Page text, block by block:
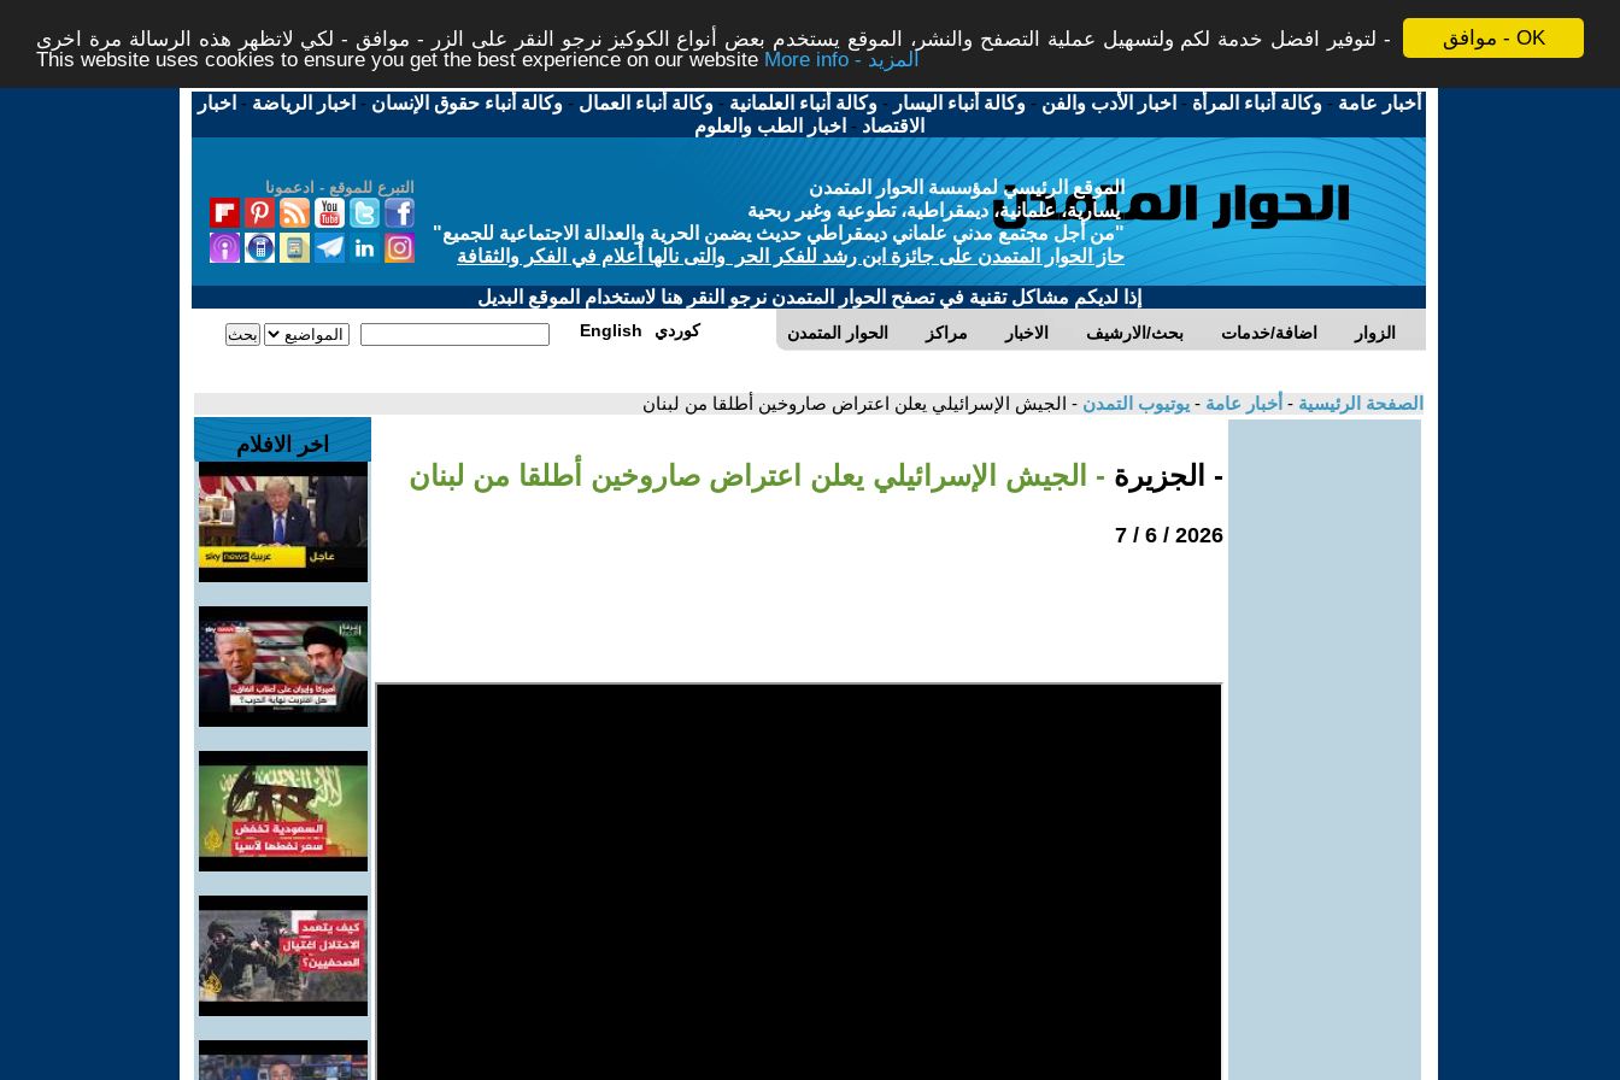
موافق - OK
لتوفير افضل خدمة لكم ولتسهيل عملية التصفح والنشر، الموقع يستخدم بعض أنواع الكوكيز نرجو النقر على الزر - موافق - لكي لاتظهر هذه الرسالة مرة اخرى -
This website uses cookies to ensure you get the best experience on our website
More info - المزيد
أخبار عامة -وكالة أنباء المرأة - اخبار الأدب والفن -وكالة أنباء اليسار -وكالة أنباء العلمانية -وكالة أنباء العمال -وكالة أنباء حقوق الإنسان - اخبار الرياضة - اخبار
الاقتصاد - اخبار الطب والعلوم
التبرع للموقع - ادعمونا
الموقع الرئيسي لمؤسسة الحوار المتمدن
يسارية، علمانية، ديمقراطية، تطوعية وغير ربحية
"من أجل مجتمع مدني علماني ديمقراطي حديث يضمن الحرية والعدالة الاجتماعية للجميع"
حاز الحوار المتمدن على جائزة ابن رشد للفكر الحر والتى نالها أعلام في الفكر والثقافة
إذا لديكم مشاكل تقنية في تصفح الحوار المتمدن نرجو النقر هنا لاستخدام الموقع البديل
الحوار المتمدن مراكز الاخبار بحث/الارشيف اضافة/خدمات الزوار English كوردي
الصفحة الرئيسية - أخبار عامة - يوتيوب التمدن - الجيش الإسرائيلي يعلن اعتراض صاروخين أطلقا من لبنان
- الجزيرة - الجيش الإسرائيلي يعلن اعتراض صاروخين أطلقا من لبنان
2026 / 6 / 7
اخر الافلام